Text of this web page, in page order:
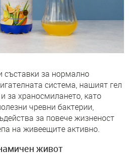
съставки за нормално
система, нашият гел
за храносмилането, като
чревни бактерии,
за повече жизненост
на живеещите активно.
живот